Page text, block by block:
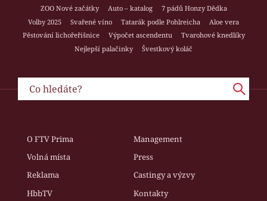
ZOO Nové začátky
Auto – katalog
7 pádů Honzy Dědka
Volby 2025
Svařené víno Tatarák podle Pohlreicha
Aloe vera
Pěstování lichořeřišnice
Výpočet ascendentu
Tvarohové knedlíky
Nejlepší palačinky
Švestkový koláč
O FTV Prima
Management
Volná místa
Press
Reklama
Castingy a výzvy
HbbTV
Kontakty